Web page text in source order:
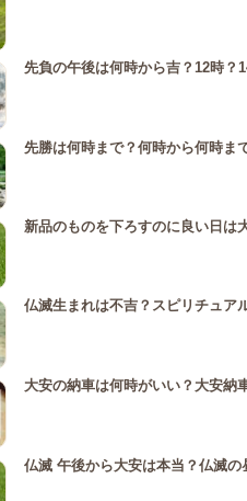
先負の午後は何時から吉？12時？
先勝は何時まで？何時から何時ま
新品のものを下ろすのに良い日は
仏滅生まれは不吉？スピリチュア
大安の納車は何時がいい？大安納
仏滅 午後から大安は本当？仏滅